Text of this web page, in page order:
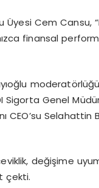
Üyesi Cem Cansu,
finansal
Genel
Selahattin
değişime
çekti.